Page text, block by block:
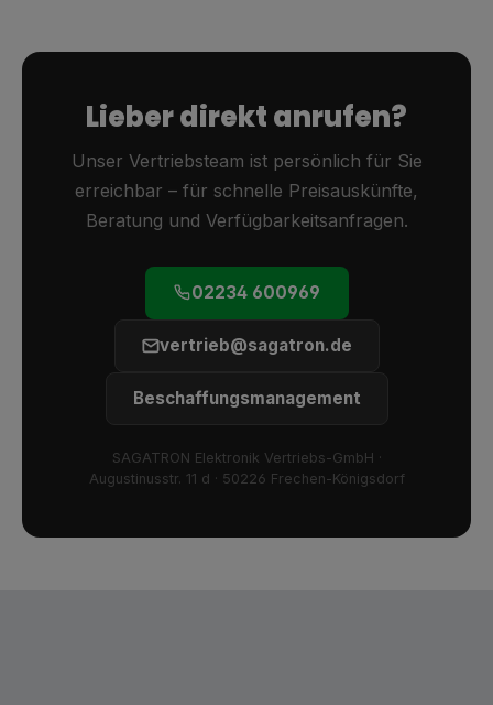
Lieber direkt anrufen?
Unser Vertriebsteam ist persönlich für Sie
erreichbar – für schnelle Preisauskünfte,
Beratung und Verfügbarkeitsanfragen.
02234 600969
vertrieb@sagatron.de
Beschaffungsmanagement
SAGATRON Elektronik Vertriebs-GmbH ·
Augustinusstr. 11 d · 50226 Frechen-Königsdorf